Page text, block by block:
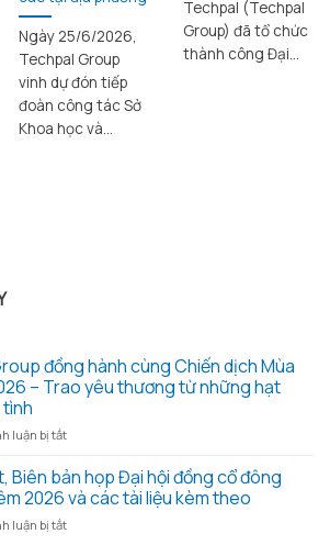
Ngày 25/6/2026,
Techpal Group
vinh dự đón tiếp
đoàn công tác Sở
Khoa học và...
Techpal (Techpal
Group) đã tổ chức
thành công Đại...
đồng hành cùng Chiến dịch Mùa
– Trao yêu thương từ những hạt
luận bị tắtở
Group
đồng
hành
cùng
Biên bản họp Đại hội đồng cổ đông
2026 và các tài liệu kèm theo
luận bị tắtở